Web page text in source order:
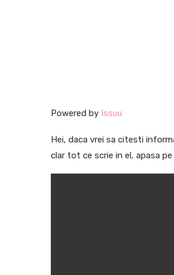
Powered by Issuu
Hei, daca vrei sa citesti
clar tot ce scrie in el, apasa